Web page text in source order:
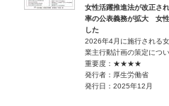
女性活躍推進法が改正さ
率の公表義務が拡大 女性
した
2026年4月に施行される
業主行動計画の策定につ
重要度：★★★★
発行者：厚生労働省
発行日：2025年12月